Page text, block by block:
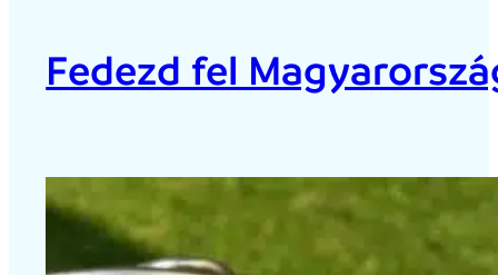
Fedezd fel